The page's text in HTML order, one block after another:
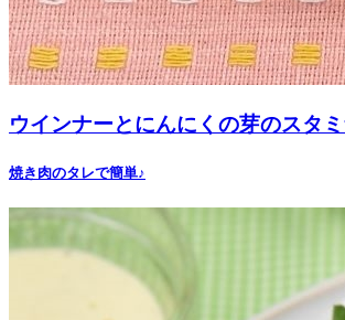
ウインナーとにんにくの芽のスタ
焼き肉のタレで簡単♪